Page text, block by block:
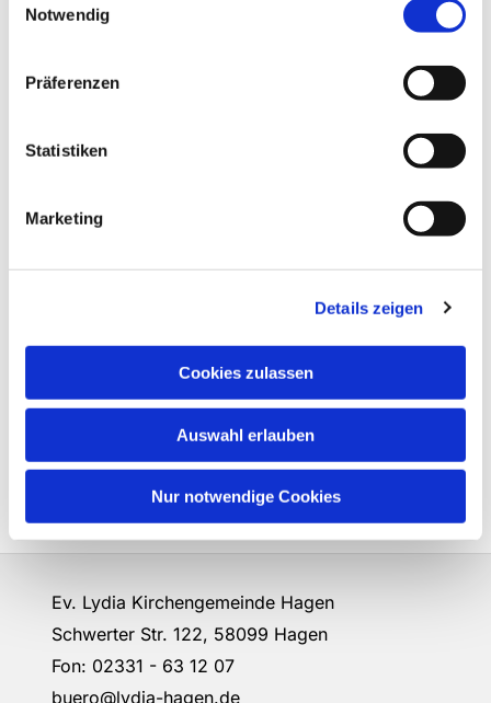
Notwendig
Präferenzen
Statistiken
Marketing
Details zeigen
Cookies zulassen
Auswahl erlauben
Nur notwendige Cookies
Ev. Lydia Kirchengemeinde Hagen
Schwerter Str. 122, 58099 Hagen
Fon: 02331 - 63 12 07
buero@lydia-hagen.de